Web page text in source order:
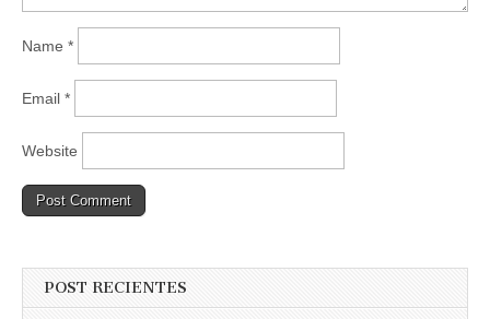
Name *
Email *
Website
POST RECIENTES